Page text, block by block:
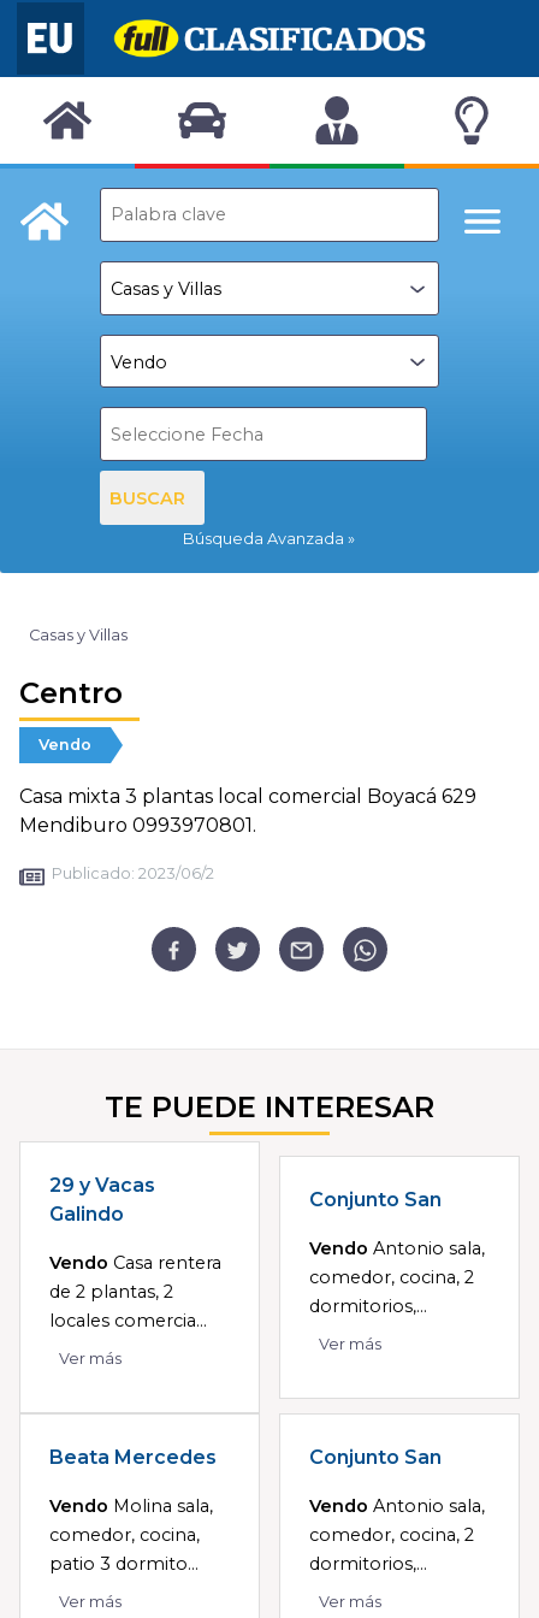
BUSCAR
Búsqueda Avanzada
Casas y Villas
Centro
Vendo
Casa mixta 3 plantas local comercial Boyacá 629
Mendiburo 0993970801.
Publicado: 2023/06/2
TE PUEDE INTERESAR
29 y Vacas
Galindo
Vendo Casa rentera
de 2 plantas, 2
locales comercia...
Ver más
Conjunto San
Vendo Antonio sala,
comedor, cocina, 2
dormitorios,...
Ver más
Beata Mercedes
Vendo Molina sala,
comedor, cocina,
patio 3 dormito...
Ver más
Conjunto San
Vendo Antonio sala,
comedor, cocina, 2
dormitorios,...
Ver más